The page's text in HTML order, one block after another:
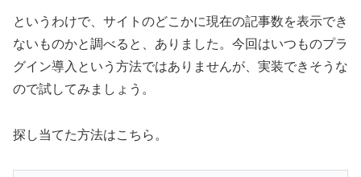
というわけで、サイトのどこかに現在の記事数を表示でき
ないものかと調べると、ありました。今回はいつものプラ
グイン導入という方法ではありませんが、実装できそうな
ので試してみましょう。
探し当てた方法はこちら。